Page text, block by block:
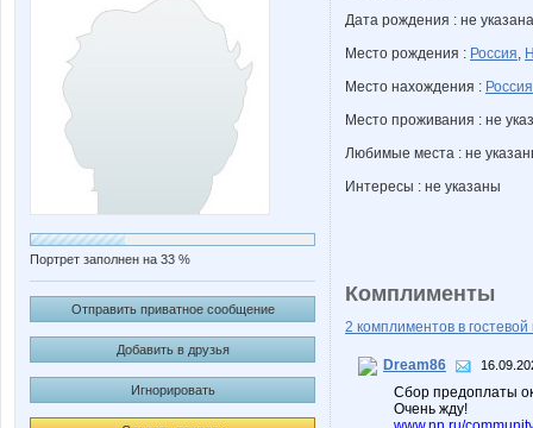
Портрет заполнен на 33 %
Отправить приватное сообщение
Добавить в друзья
Игнорировать
Дата рождения : не указана
Место рождения : Россия,
Место нахождения : Россия
Место проживания : не
Любимые места : не
Интересы : не указаны
Комплименты
2 комплиментов в гостевой
Dream86
Сбор предоплаты
Очень жду!